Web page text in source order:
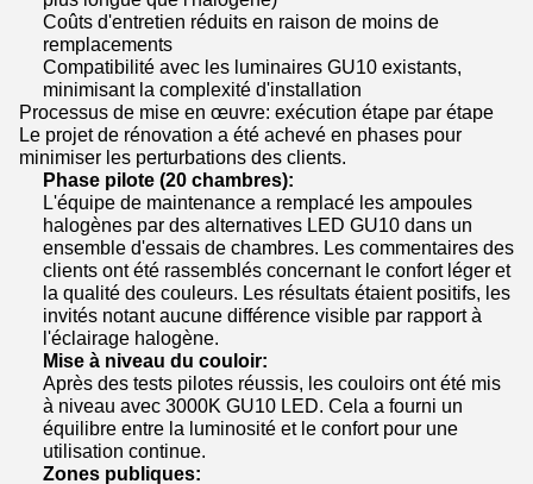
Coûts d'entretien réduits en raison de moins de
remplacements
Compatibilité avec les luminaires GU10 existants,
minimisant la complexité d'installation
Processus de mise en œuvre: exécution étape par étape
Le projet de rénovation a été achevé en phases pour
minimiser les perturbations des clients.
Phase pilote (20 chambres):
L'équipe de maintenance a remplacé les ampoules
halogènes par des alternatives LED GU10 dans un
ensemble d'essais de chambres. Les commentaires des
clients ont été rassemblés concernant le confort léger et
la qualité des couleurs. Les résultats étaient positifs, les
invités notant aucune différence visible par rapport à
l'éclairage halogène.
Mise à niveau du couloir:
Après des tests pilotes réussis, les couloirs ont été mis
à niveau avec 3000K GU10 LED. Cela a fourni un
équilibre entre la luminosité et le confort pour une
utilisation continue.
Zones publiques: